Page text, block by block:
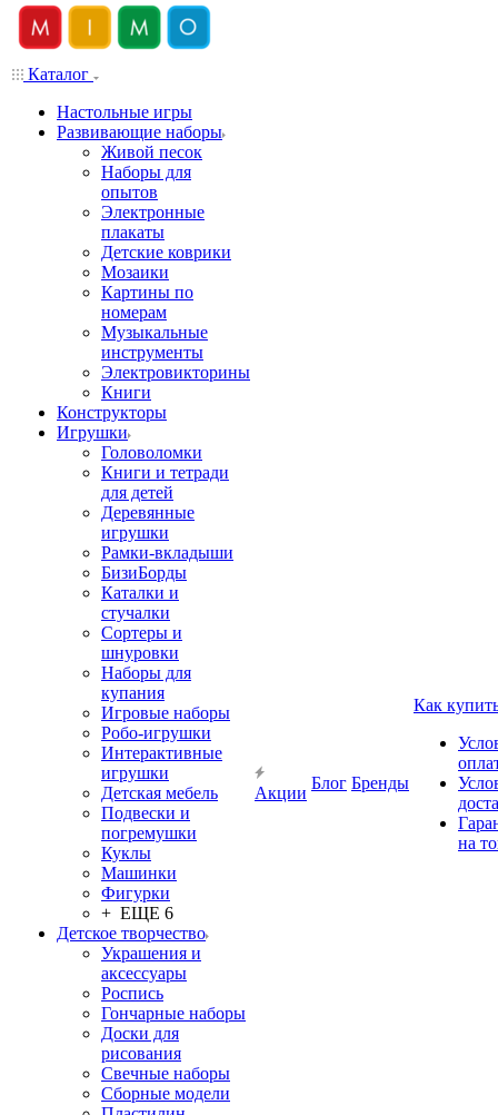
Каталог
Настольные игры
Развивающие наборы
Живой песок
Наборы для
опытов
Электронные
плакаты
Детские коврики
Мозаики
Картины по
номерам
Музыкальные
инструменты
Электровикторины
Книги
Конструкторы
Игрушки
Головоломки
Книги и тетради
для детей
Деревянные
игрушки
Рамки-вкладыши
БизиБорды
Каталки и
стучалки
Сортеры и
шнуровки
Наборы для
купания
Игровые наборы
Робо-игрушки
Интерактивные
игрушки
Детская мебель
Подвески и
погремушки
Куклы
Машинки
Фигурки
+ ЕЩЕ 6
Детское творчество
Украшения и
аксессуары
Роспись
Гончарные наборы
Доски для
рисования
Свечные наборы
Сборные модели
Акции
Блог Бренды
Как
на